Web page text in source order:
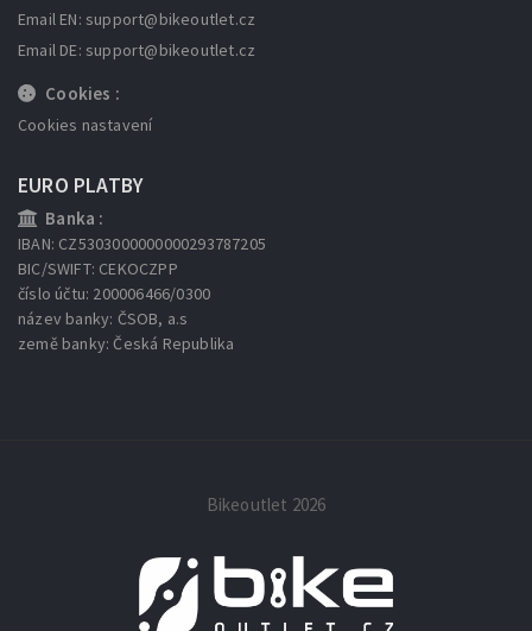
Email EN: support@bikeoutlet.cz
Email DE: support@bikeoutlet.cz
Cookies :
Cookies nastavení
EURO PLATBY
Banka :
IBAN: CZ5303000000000293787205
BIC/SWIFT: CEKOCZPP
číslo účtu: 200006466/0300
název banky: ČSOB, a.s
země banky: Česká Republika
Bikeoutlet 2026